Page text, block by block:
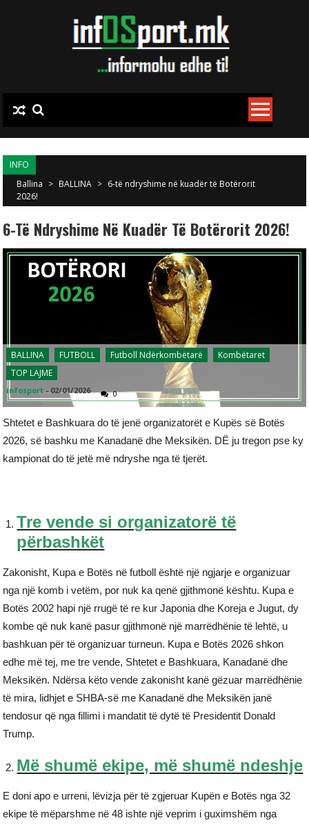
INFO
Ballina > BALLINA > 6-të ndryshime në kuadër të Botërorit
2026!
6-Të Ndryshime Në Kuadër Të Botërorit 2026!
BALLINA FUTBOLL Futboll Ndërkombëtarë
Kombëtaret
TOP LAJME
infosport -02/01/2026 0
Shtetet e Bashkuara do të jenë organizatorët e Kupës së Botës
2026, së bashku me Kanadanë dhe Meksikën. DË ju tregon pse ky
kampionat do të jetë më ndryshe nga të tjerët.
Tre vende si organizatorë të
përbashkët
Zakonisht, Kupa e Botës në futboll është një ngjarje e organizuar
nga një komb i vetëm, por nuk ka qenë gjithmonë kështu. Kupa e
Botës 2002 hapi një rrugë të re kur Japonia dhe Koreja e Jugut, dy
kombe që nuk kanë pasur gjithmonë një marrëdhënie të lehtë, u
bashkuan për të organizuar turneun. Kupa e Botës 2026 shkon
edhe më tej, me tre vende, Shtetet e Bashkuara, Kanadanë dhe
Meksikën. Ndërsa këto vende zakonisht kanë gëzuar marrëdhënie
të mira, lidhjet e SHBA-së me Kanadanë dhe Meksikën janë
tendosur që nga fillimi i mandatit të dytë të Presidentit Donald
Trump.
Më shumë ekipe, më shumë ndeshje
E doni apo e urreni, lëvizja për të zgjeruar Kupën e Botës nga 32
ekipe të mëparshme në 48 ishte një veprim i guximshëm nga